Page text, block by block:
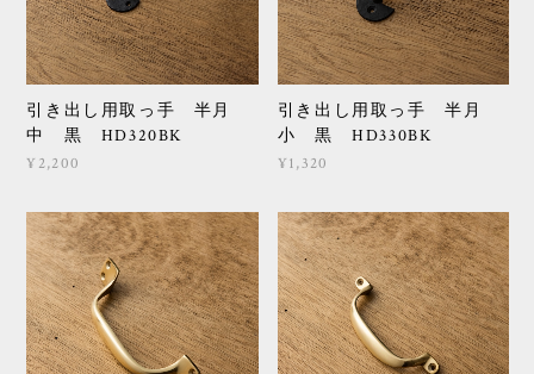
引き出し用取っ手 半月
中 黒 HD320BK
¥2,200
引き出し用取っ手 半月
小 黒 HD330BK
¥1,320